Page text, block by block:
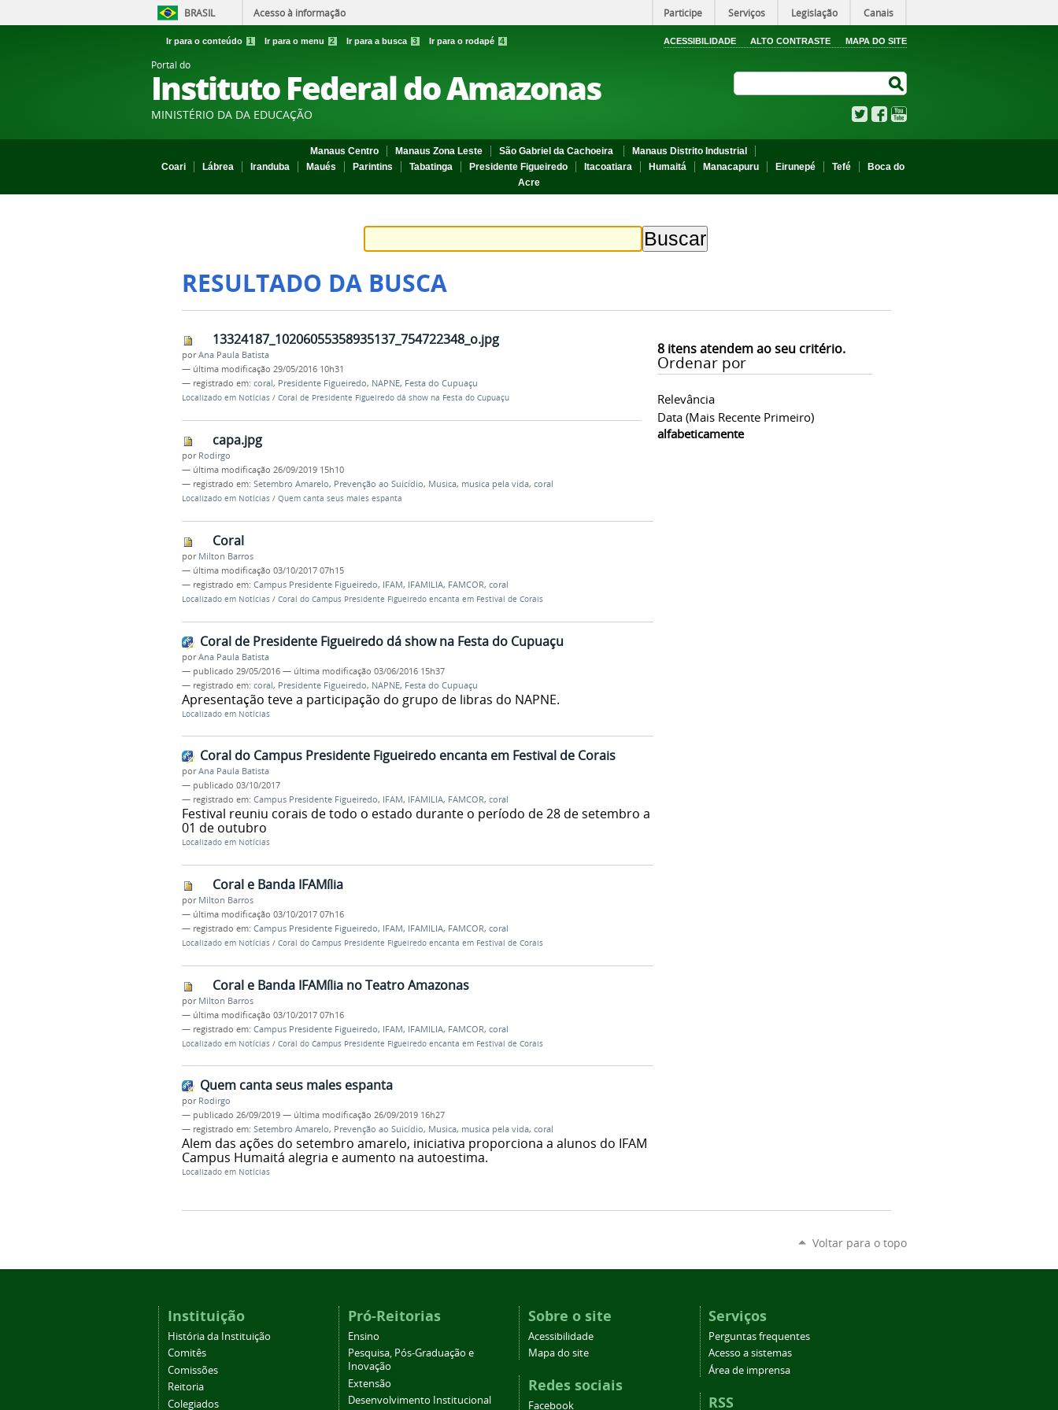
BRASIL Acesso à informação Participe Serviços Legislação Canais
Ir para o conteúdo 1 Ir para o menu 2 Ir para a busca 3 Ir para o rodapé 4 ACESSIBILIDADE ALTO CONTRASTE MAPA DO SITE
Portal do
Instituto Federal do Amazonas
MINISTÉRIO DA DA EDUCAÇÃO TwitterFacebook
Manaus Centro Manaus Zona Leste São Gabriel da Cachoeira
Manaus Distrito Industrial
Coari
Lábrea Iranduba Maués Parintins Tabatinga Presidente Figueiredo Itacoatiara Humaitá Manacapuru Eirunepé Tefé
Boca do
Acre
RESULTADO DA BUSCA
8itens atendem ao seu critério.
Ordenar por
Relevância
Data (mais Recente Primeiro)
alfabeticamente
13324187_10206055358935137_754722348_o.jpg
porAna Paula Batista
— última modificação 29/05/2016 10h31
— registrado em: coral, Presidente Figueiredo, NAPNE, Festa do Cupuaçu
Localizado em Notícias / Coral de Presidente Figueiredo dá show na Festa do Cupuaçu
capa.jpg
por Rodirgo
— última modificação 26/09/2019 15h10
— registrado em: Setembro Amarelo, Prevenção ao Suicídio, Musica, musica pela vida, coral
Localizado em Notícias / Quem canta seus males espanta
Coral
por Milton Barros
— última modificação 03/10/2017 07h15
— registrado em: Campus Presidente Figueiredo, IFAM, IFAMILIA, FAMCOR, coral
Localizado em Notícias / Coral do Campus Presidente Figueiredo encanta em Festival de Corais
Coral de Presidente Figueiredo dá show na Festa do Cupuaçu
porAna Paula Batista
— publicado 29/05/2016 — última modificação 03/06/2016 15h37
— registrado em: coral, Presidente Figueiredo, NAPNE, Festa do Cupuaçu
Apresentação teve a participação do grupo de libras do NAPNE.
Localizado em Notícias
Coral do Campus Presidente Figueiredo encanta em Festival de Corais
porAna Paula Batista
— publicado 03/10/2017
— registrado em: Campus Presidente Figueiredo, IFAM, IFAMILIA, FAMCOR, coral
Festival reuniu corais de todo o estado durante o período de 28 de setembro a
01 de outubro
Localizado em Notícias
Coral e Banda IFAMília
por Milton Barros
— última modificação 03/10/2017 07h16
— registrado em: Campus Presidente Figueiredo, IFAM, IFAMILIA, FAMCOR, coral
Localizado em Notícias / Coral do Campus Presidente Figueiredo encanta em Festival de Corais
Coral e Banda IFAMília no Teatro Amazonas
por Milton Barros
— última modificação 03/10/2017 07h16
— registrado em: Campus Presidente Figueiredo, IFAM, IFAMILIA, FAMCOR, coral
Localizado em Notícias / Coral do Campus Presidente Figueiredo encanta em Festival de Corais
Quem canta seus males espanta
por Rodirgo
— publicado 26/09/2019 — última modificação 26/09/2019 16h27
— registrado em: Setembro Amarelo, Prevenção ao Suicídio, Musica, musica pela vida, coral
Alem das ações do setembro amarelo, iniciativa proporciona a alunos do IFAM
Campus Humaitá alegria e aumento na autoestima.
Localizado em Notícias
Voltar para o topo
Instituição
História da Instituição
Comitês
Comissões
Reitoria
Colegiados
Pró-Reitorias
Ensino
Pesquisa, Pós-Graduação e
Inovação
Extensão
Desenvolvimento Institucional
Sobre o site
Acessibilidade
Mapa do site
Redes sociais
Facebook
Serviços
Perguntas frequentes
Acesso a sistemas
Área de imprensa
RSS